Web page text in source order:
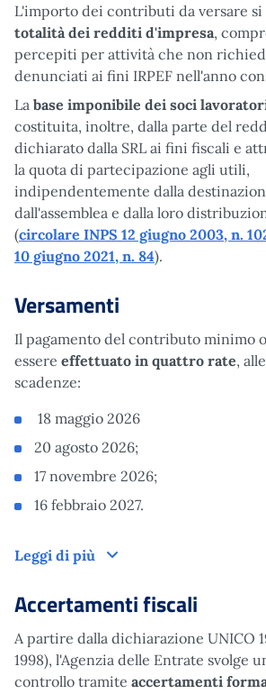
L'importo dei contributi da versare si
totalità dei redditi d'impresa,
percepiti per attività che non
denunciati ai fini IRPEF nell'anno
La base imponibile dei soci
costituita, inoltre, dalla parte del
dichiarato dalla SRL ai fini fiscali e
la quota di partecipazione agli utili,
indipendentemente dalla
dall'assemblea e dalla loro
(circolare INPS 12 giugno 2003, n.
10 giugno 2021, n. 84).
Versamenti
Il pagamento del contributo minimo
essere effettuato in quattro rate,
scadenze:
18 maggio 2026
20 agosto 2026;
17 novembre 2026;
16 febbraio 2027.
Leggi di più Versamenti
Accertamenti fiscali
A partire dalla dichiarazione UNICO
1998), l'Agenzia delle Entrate svolge
controllo tramite accertamenti